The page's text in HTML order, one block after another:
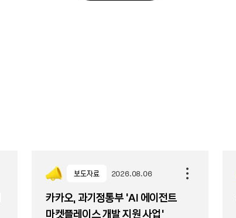
보도자료 2026.08.06
카카오, 과기정통부 ‘AI 에이전트
마켓플레이스 개발 지원 사업’